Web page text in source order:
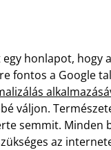
honlapot, hogy
fontos a Google
váljon.
semmit. Minden
az